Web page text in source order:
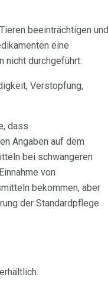
beeinträchtigen und
eine
nicht durchgeführt.
Verstopfung,
dass
Angaben auf dem
bei schwangeren
von
bekommen, aber
der Standardpflege